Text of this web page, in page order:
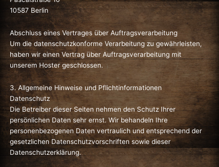
10587 Berlin
Abschluss eines Vertrages über Auftragsverarbeitung
Um die datenschutzkonforme Verarbeitung zu gewährleisten,
haben wir einen Vertrag über Auftragsverarbeitung mit
unserem Hoster geschlossen.
3. Allgemeine Hinweise und Pflicht­informationen
Datenschutz
Die Betreiber dieser Seiten nehmen den Schutz Ihrer
persönlichen Daten sehr ernst. Wir behandeln Ihre
personenbezogenen Daten vertraulich und entsprechend der
gesetzlichen Datenschutzvorschriften sowie dieser
Datenschutzerklärung.